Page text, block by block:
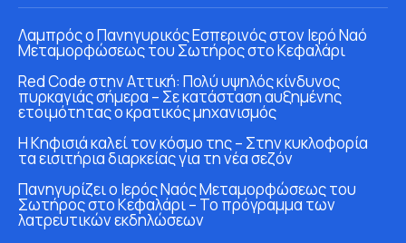
Λαμπρός ο Πανηγυρικός Εσπερινός στον Ιερό Ναό
Μεταμορφώσεως του Σωτήρος στο Κεφαλάρι
Red Code στην Αττική: Πολύ υψηλός κίνδυνος
πυρκαγιάς σήμερα – Σε κατάσταση αυξημένης
ετοιμότητας ο κρατικός μηχανισμός
Η Κηφισιά καλεί τον κόσμο της – Στην κυκλοφορία
τα εισιτήρια διαρκείας για τη νέα σεζόν
Πανηγυρίζει ο Ιερός Ναός Μεταμορφώσεως του
Σωτήρος στο Κεφαλάρι – Το πρόγραμμα των
λατρευτικών εκδηλώσεων